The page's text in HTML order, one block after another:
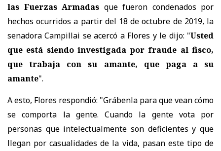
las Fuerzas Armadas que fueron condenados por
hechos ocurridos a partir del 18 de octubre de 2019, la
senadora Campillai se acercó a Flores y le dijo: "Usted
que está siendo investigada por fraude al fisco,
que trabaja con su amante, que paga a su
amante".
A esto, Flores respondió: "Grábenla para que vean cómo
se comporta la gente. Cuando la gente vota por
personas que intelectualmente son deficientes y que
llegan por casualidades de la vida, pasan este tipo de